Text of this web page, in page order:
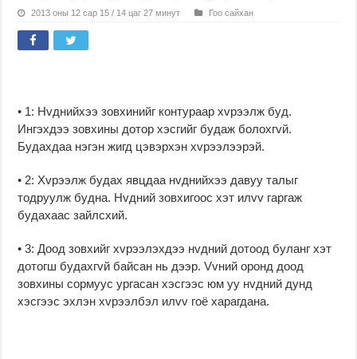
2013 оны 12 сар 15 / 14 цаг 27 минут Гоо сайхан
• 1: Нvднийхээ зовхинийг контураар хvрээлж буд.
Ингэхдээ зовхины дотор хэсгийг будаж болохгvй.
Будахдаа нэгэн жигд цэвэрхэн хvрээлээрэй.
• 2: Хvрээлж будах явцдаа нvднийхээ давуу талыг
тодруулж будна. Нvдний зовхигоос хэт илvv гаргаж
будахаас зайлсхий.
• 3: Доод зовхийг хvрээлэхдээ нvдний дотоод буланг хэт
дотогш будахгvй байсан нь дээр. Vvний оронд доод
зовхины сормуус ургасан хэсгээс юм уу нvдний дунд
хэсгээс эхлэн хvрээлбэл илvv гоё харагдана.